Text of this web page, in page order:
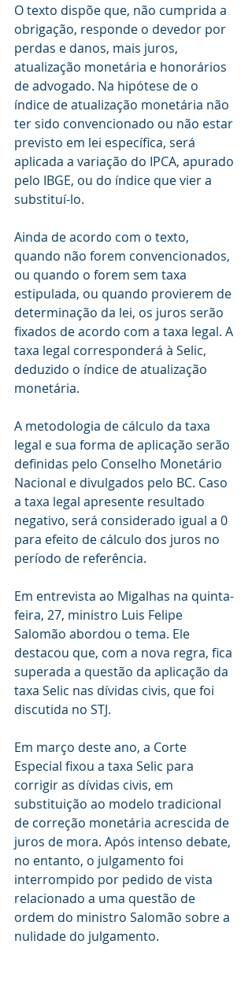
O texto dispõe que, não cumprida a
obrigação, responde o devedor por
perdas e danos, mais juros,
atualização monetária e honorários
de advogado. Na hipótese de o
índice de atualização monetária não
ter sido convencionado ou não estar
previsto em lei específica, será
aplicada a variação do IPCA, apurado
pelo IBGE, ou do índice que vier a
substituí-lo.
Ainda de acordo com o texto,
quando não forem convencionados,
ou quando o forem sem taxa
estipulada, ou quando provierem de
determinação da lei, os juros serão
fixados de acordo com a taxa legal. A
taxa legal corresponderá à Selic,
deduzido o índice de atualização
monetária.
A metodologia de cálculo da taxa
legal e sua forma de aplicação serão
definidas pelo Conselho Monetário
Nacional e divulgados pelo BC. Caso
a taxa legal apresente resultado
negativo, será considerado igual a 0
para efeito de cálculo dos juros no
período de referência.
Em entrevista ao Migalhas na quinta-
feira, 27, ministro Luis Felipe
Salomão abordou o tema. Ele
destacou que, com a nova regra, fica
superada a questão da aplicação da
taxa Selic nas dívidas civis, que foi
discutida no STJ.
Em março deste ano, a Corte
Especial fixou a taxa Selic para
corrigir as dívidas civis, em
substituição ao modelo tradicional
de correção monetária acrescida de
juros de mora. Após intenso debate,
no entanto, o julgamento foi
interrompido por pedido de vista
relacionado a uma questão de
ordem do ministro Salomão sobre a
nulidade do julgamento.